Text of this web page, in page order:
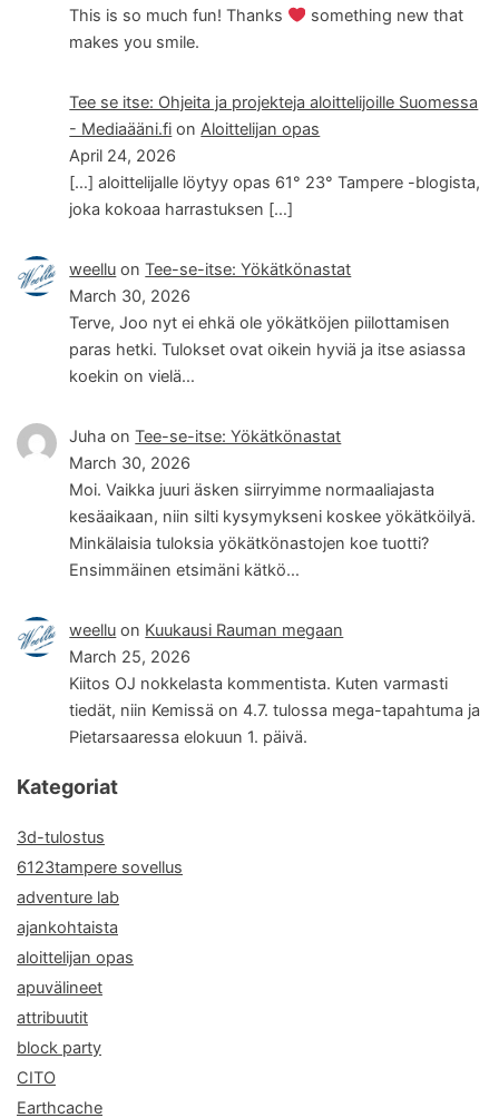
This is so much fun! Thanks
something new that
makes you smile.
Tee se itse: Ohjeita ja projekteja aloittelijoille Suomessa
- Mediaääni.fi onAloittelijan opas
April 24, 2026
[…] aloittelijalle löytyy opas 61° 23° Tampere -blogista,
joka kokoaa harrastuksen […]
weellu onTee-se-itse: Yökätkönastat
March 30, 2026
Terve, Joo nyt ei ehkä ole yökätköjen piilottamisen
paras hetki. Tulokset ovat oikein hyviä ja itse asiassa
koekin on vielä…
Juha onTee-se-itse: Yökätkönastat
March 30, 2026
Moi. Vaikka juuri äsken siirryimme normaaliajasta
kesäaikaan, niin silti kysymykseni koskee yökätköilyä.
Minkälaisia tuloksia yökätkönastojen koe tuotti?
Ensimmäinen etsimäni kätkö…
weellu on Kuukausi Rauman megaan
March 25, 2026
Kiitos OJ nokkelasta kommentista. Kuten varmasti
tiedät, niin Kemissä on 4.7. tulossa mega-tapahtuma ja
Pietarsaaressa elokuun 1. päivä.
Kategoriat
3d-tulostus
6123tampere sovellus
adventure lab
ajankohtaista
aloittelijan opas
apuvälineet
attribuutit
block party
CITO
Earthcache